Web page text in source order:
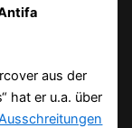
aus der
hat er u.a. über